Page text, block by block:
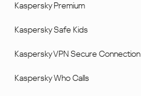
Kaspersky Premium
Kaspersky Safe Kids
Kaspersky VPN Secure Connection
Kaspersky Who Calls